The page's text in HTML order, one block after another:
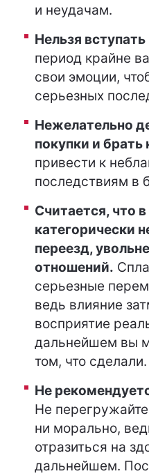
и неудачам.
Нельзя
период крайне
свои эмоции,
серьезных
Нежелательно
покупки и
привести к
последствиям в
Считается, что
категорически
переезд,
отношений.
серьезные
ведь влияние
восприятие
дальнейшем вы
том, что сделали.
Не
Не
ни морально,
отразиться на
дальнейшем.